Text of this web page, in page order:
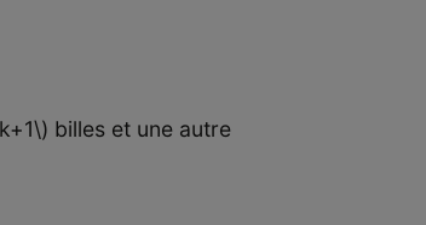
billes et une autre